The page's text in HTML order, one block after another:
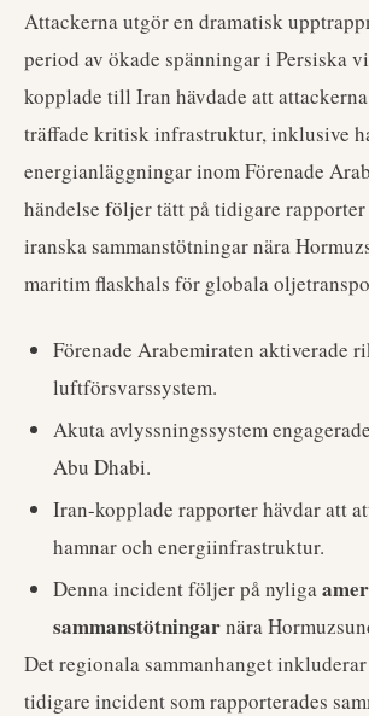
Attackerna utgör en dramatisk
period av ökade spänningar i Persiska
kopplade till Iran hävdade att
träffade kritisk infrastruktur, inklusive
energianläggningar inom Förenade
händelse följer tätt på tidigare
iranska sammanstötningar nära
maritim flaskhals för globala
Förenade Arabemiraten aktiverade
luftförsvarssystem.
Akuta avlyssningssystem
Abu Dhabi.
Iran-kopplade rapporter hävdar att
hamnar och energiinfrastruktur.
Denna incident följer på nyliga
sammanstötningarnära
Det regionala sammanhanget
tidigare incident som rapporterades